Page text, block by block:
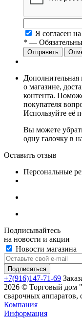
Я согласен на
* —
о магазине,
контента.
покупателя
Используйте её
Вы можете
одну галочку в
Оставить отзыв
Персональные
Подписывайтесь
на новости и акции
Новости магазина
+7(916)147-71-69
2026 © Торговый дом
сварочных аппаратов,
Компания
Информация